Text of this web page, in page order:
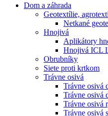
Dom a záhrada
Geotextílie,
Netkané
Hnojivá
Aplikátory
Hnojivá ICL
Obrubníky
Siete proti krtkom
Trávne osivá
Trávne osivá
Trávne osivá
Trávne osivá
Trávne osivá